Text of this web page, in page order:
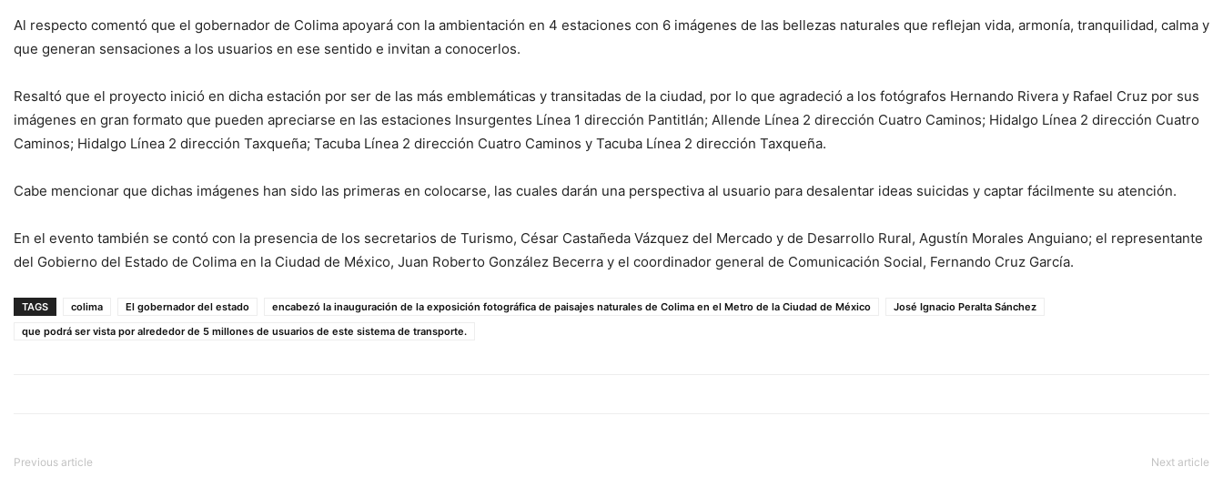
Al respecto comentó que el gobernador de Colima apoyará con la ambientación en 4 estaciones con 6 imágenes de las bellezas naturales que reflejan vida, armonía, tranquilidad, calma y
que generan sensaciones a los usuarios en ese sentido e invitan a conocerlos.
Resaltó que el proyecto inició en dicha estación por ser de las más emblemáticas y transitadas de la ciudad, por lo que agradeció a los fotógrafos Hernando Rivera y Rafael Cruz por sus
imágenes en gran formato que pueden apreciarse en las estaciones Insurgentes Línea 1 dirección Pantitlán; Allende Línea 2 dirección Cuatro Caminos; Hidalgo Línea 2 dirección Cuatro
Caminos; Hidalgo Línea 2 dirección Taxqueña; Tacuba Línea 2 dirección Cuatro Caminos y Tacuba Línea 2 dirección Taxqueña.
Cabe mencionar que dichas imágenes han sido las primeras en colocarse, las cuales darán una perspectiva al usuario para desalentar ideas suicidas y captar fácilmente su atención.
En el evento también se contó con la presencia de los secretarios de Turismo, César Castañeda Vázquez del Mercado y de Desarrollo Rural, Agustín Morales Anguiano; el representante
del Gobierno del Estado de Colima en la Ciudad de México, Juan Roberto González Becerra y el coordinador general de Comunicación Social, Fernando Cruz García.
TAGS colima El gobernador del estado encabezó la inauguración de la exposición fotográfica de paisajes naturales de Colima en el Metro de la Ciudad de México
José Ignacio Peralta Sánchez
que podrá ser vista por alrededor de 5 millones de usuarios de este sistema de transporte.
Previous article Next article